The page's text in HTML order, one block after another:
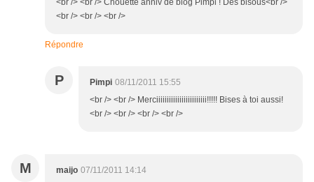
<br /> <br /> Chouette anniv de blog Pimpi ! Des bisous<br />
<br /> <br /> <br />
Répondre
P Pimpi 08/11/2011 15:55
<br /> <br /> Merciiiiiiiiiiiiiiiiiiiiiiii!!!!! Bises à toi aussi!
<br /> <br /> <br /> <br />
M maijo 07/11/2011 14:14